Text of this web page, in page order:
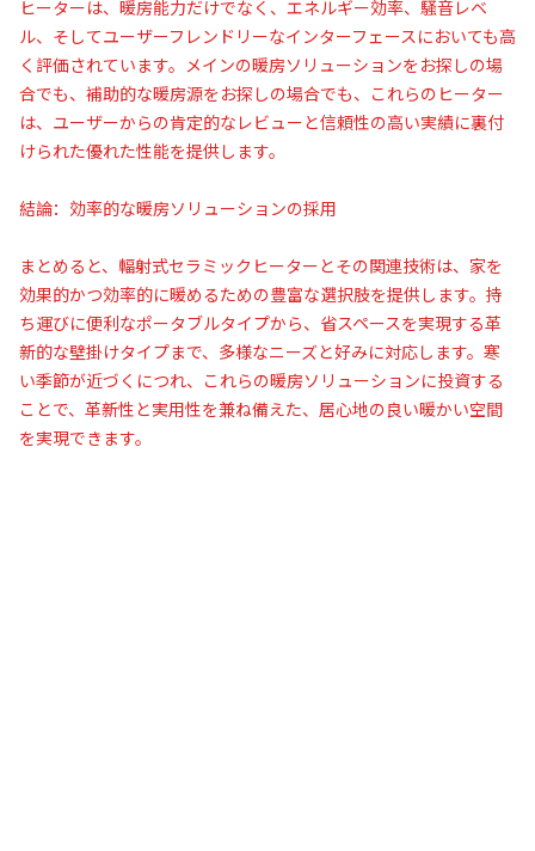
ヒーターは、暖房能力だけでなく、エネルギー効率、騒音レベ
ル、そしてユーザーフレンドリーなインターフェースにおいても高
く評価されています。メインの暖房ソリューションをお探しの場
合でも、補助的な暖房源をお探しの場合でも、これらのヒーター
は、ユーザーからの肯定的なレビューと信頼性の高い実績に裏付
けられた優れた性能を提供します。
結論：効率的な暖房ソリューションの採用
まとめると、輻射式セラミックヒーターとその関連技術は、家を
効果的かつ効率的に暖めるための豊富な選択肢を提供します。持
ち運びに便利なポータブルタイプから、省スペースを実現する革
新的な壁掛けタイプまで、多様なニーズと好みに対応します。寒
い季節が近づくにつれ、これらの暖房ソリューションに投資する
ことで、革新性と実用性を兼ね備えた、居心地の良い暖かい空間
を実現できます。